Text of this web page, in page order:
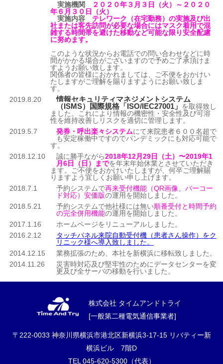
実施機関
２０２０年３月３日（火）～２０２０
年６月３０日（火）
実施内容 テレワーク（在宅勤務）の実施及び出
社または客先訪問が必要な場合にはマスク着用で混
雑する時間帯を避けた移動など可能な限り安全配慮
に努めます。
このような状況からお電話での問い合わせなどに時
間がかかる場合がございますので予めご了承頂けま
すようお願い致します。
関係者の皆様におかれましては、ご不便をおかけい
たしますがご理解を賜りますようにお願い致しま
す。
2019.8.20
情報セキュリティマネジメントシステム
（ISMS）国際規格「ISO/IEC27001」 を取得致し
ました。これにより情報の機密性・安全性及び可溶
性を維持改善しリスクを適切に管理します。
2019.5.7
発券・呼出楽々システムにて来院患者６００名超で
も安定稼働中ですのでパンデミックにも対応可能で
す。
2018.12.10
誠に勝手ながら2018年12月29日（土）〜2019年1
月6日（日）までを年末年始休業とさせていただき
ます。ご不便をおかけいたしますが、何卒ご理解賜
りますよう宜しくお願い申し上げます。
2018.7.1
予約システムで再来受付機能（QR画像、バーコー
ド対応）安価版の運用を開始しました。
2018.5.21
予約システムで他社様には無い順番受付と時間予約
の完全併用機能の運用を開始しました。
2017.1.16
ホームページをリニューアルしました。
2016.2.12
タッチパネル来院自動受付機（患者さん操作）をク
リニック様へ導入致しました。
2014.12.15
業務拡張のため、本社を新横浜に移転致しました。
2014.11.26
災害時対応及び堅牢性のためにデータセンターを変
更及び全サーバの移動を行いました。
株式会社 タイムアンドトライ
[一般第二種電気通信事業者]
〒222-0033 神奈川県横浜市港北区新横浜3-17-15リバティー新
横浜ビル 7階D
TEL 045-620-5300（代表）